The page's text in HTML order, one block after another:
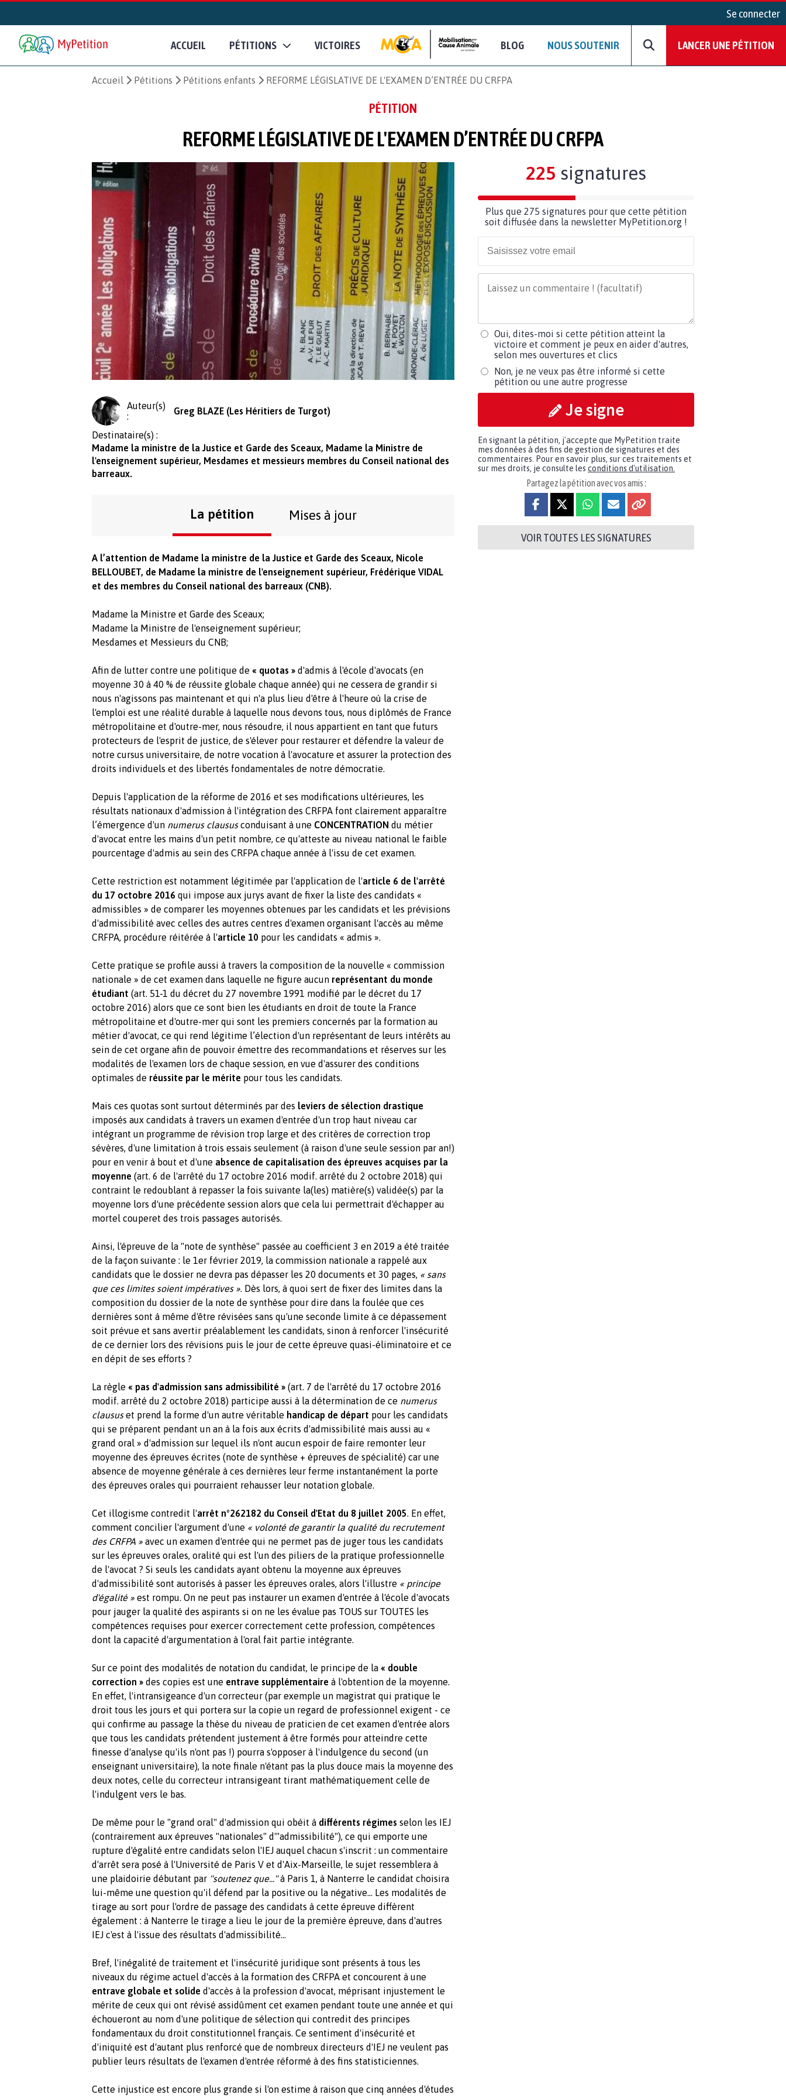
Se connecter
ACCUEIL PÉTITIONS VICTOIRES BLOG NOUS SOUTENIR LANCER UNE PÉTITION
Accueil Pétitions Pétitions enfants REFORME LÉGISLATIVE DE L'EXAMEN D’ENTRÉE DU CRFPA
PÉTITION
REFORME LÉGISLATIVE DE L'EXAMEN D’ENTRÉE DU CRFPA
Auteur(s)
:
Greg BLAZE (Les Héritiers de Turgot)
Destinataire(s) :
Madame la ministre de la Justice et Garde des Sceaux, Madame la Ministre de
l'enseignement supérieur, Mesdames et messieurs membres du Conseil national des
barreaux.
La pétition Mises à jour
A l’attention de Madame la ministre de la Justice et Garde des Sceaux, Nicole
BELLOUBET, de Madame la ministre de l'enseignement supérieur, Frédérique VIDAL
et des membres du Conseil national des barreaux (CNB).
Madame la Ministre et Garde des Sceaux;
Madame la Ministre de l'enseignement supérieur;
Mesdames et Messieurs du CNB;
Afin de lutter contre une politique de « quotas » d'admis à l'école d'avocats (en
moyenne 30 à 40 % de réussite globale chaque année) qui ne cessera de grandir si
nous n'agissons pas maintenant et qui n'a plus lieu d'être à l'heure où la crise de
l'emploi est une réalité durable à laquelle nous devons tous, nous diplômés de France
métropolitaine et d'outre-mer, nous résoudre, il nous appartient en tant que futurs
protecteurs de l'esprit de justice, de s'élever pour restaurer et défendre la valeur de
notre cursus universitaire, de notre vocation à l'avocature et assurer la protection des
droits individuels et des libertés fondamentales de notre démocratie.
Depuis l'application de la réforme de 2016 et ses modifications ultérieures, les
résultats nationaux d'admission à l'intégration des CRFPA font clairement apparaître
l’émergence d'un numerus claususconduisant à une CONCENTRATION du métier
d'avocat entre les mains d'un petit nombre, ce qu'atteste au niveau national le faible
pourcentage d'admis au sein des CRFPA chaque année à l'issu de cet examen.
Cette restriction est notamment légitimée par l'application de l'article 6 de l'arrêté
du 17 octobre 2016 qui impose aux jurys avant de fixer la liste des candidats «
admissibles » de comparer les moyennes obtenues par les candidats et les prévisions
d'admissibilité avec celles des autres centres d'examen organisant l'accès au même
CRFPA, procédure réitérée à l'article 10 pour les candidats « admis ».
Cette pratique se profile aussi à travers la composition de la nouvelle « commission
nationale » de cet examen dans laquelle ne figure aucun représentant du monde
étudiant (art. 51-1 du décret du 27 novembre 1991 modifié par le décret du 17
octobre 2016) alors que ce sont bien les étudiants en droit de toute la France
métropolitaine et d'outre-mer qui sont les premiers concernés par la formation au
métier d'avocat, ce qui rend légitime l’élection d'un représentant de leurs intérêts au
sein de cet organe afin de pouvoir émettre des recommandations et réserves sur les
modalités de l'examen lors de chaque session, en vue d'assurer des conditions
optimales de réussite par le mérite pour tous les candidats.
Mais ces quotas sont surtout déterminés par des leviers de sélection drastique
imposés aux candidats à travers un examen d'entrée d'un trop haut niveau car
intégrant un programme de révision trop large et des critères de correction trop
sévères, d'une limitation à trois essais seulement (à raison d'une seule session par an!)
pour en venir à bout et d'une absence de capitalisation des épreuves acquises par la
moyenne (art. 6 de l'arrêté du 17 octobre 2016 modif. arrêté du 2 octobre 2018) qui
contraint le redoublant à repasser la fois suivante la(les) matière(s) validée(s) par la
moyenne lors d'une précédente session alors que cela lui permettrait d'échapper au
mortel couperet des trois passages autorisés.
Ainsi, l'épreuve de la "note de synthèse" passée au coefficient 3 en 2019 a été traitée
de la façon suivante : le 1er février 2019, la commission nationale a rappelé aux
candidats que le dossier ne devra pas dépasser les 20 documents et 30 pages, « sans
que ces limites soient impératives ». Dès lors, à quoi sert de fixer des limites dans la
composition du dossier de la note de synthèse pour dire dans la foulée que ces
dernières sont à même d'être révisées sans qu'une seconde limite à ce dépassement
soit prévue et sans avertir préalablement les candidats, sinon à renforcer l'insécurité
de ce dernier lors des révisions puis le jour de cette épreuve quasi-éliminatoire et ce
en dépit de ses efforts ?
La règle « pas d'admission sans admissibilité » (art. 7 de l'arrêté du 17 octobre 2016
modif. arrêté du 2 octobre 2018) participe aussi à la détermination de ce numerus
claususet prend la forme d'un autre véritable handicap de départ pour les candidats
qui se préparent pendant un an à la fois aux écrits d'admissibilité mais aussi au «
grand oral » d'admission sur lequel ils n'ont aucun espoir de faire remonter leur
moyenne des épreuves écrites (note de synthèse + épreuves de spécialité) car une
absence de moyenne générale à ces dernières leur ferme instantanément la porte
des épreuves orales qui pourraient rehausser leur notation globale.
Cet illogisme contredit l'arrêt n°262182 du Conseil d'Etat du 8 juillet 2005. En effet,
comment concilier l'argument d'une « volonté de garantir la qualité du recrutement
des CRFPA » avec un examen d'entrée qui ne permet pas de juger tous les candidats
sur les épreuves orales, oralité qui est l'un des piliers de la pratique professionnelle
de l'avocat ? Si seuls les candidats ayant obtenu la moyenne aux épreuves
d'admissibilité sont autorisés à passer les épreuves orales, alors l'illustre « principe
d'égalité » est rompu. On ne peut pas instaurer un examen d'entrée à l'école d'avocats
pour jauger la qualité des aspirants si on ne les évalue pas TOUS sur TOUTES les
compétences requises pour exercer correctement cette profession, compétences
dont la capacité d'argumentation à l'oral fait partie intégrante.
Sur ce point des modalités de notation du candidat, le principe de la « double
correction » des copies est une entrave supplémentaire à l'obtention de la moyenne.
En effet, l'intransigeance d'un correcteur (par exemple un magistrat qui pratique le
droit tous les jours et qui portera sur la copie un regard de professionnel exigent - ce
qui confirme au passage la thèse du niveau de praticien de cet examen d'entrée alors
que tous les candidats prétendent justement à être formés pour atteindre cette
finesse d'analyse qu'ils n'ont pas !) pourra s'opposer à l'indulgence du second (un
enseignant universitaire), la note finale n'étant pas la plus douce mais la moyenne des
deux notes, celle du correcteur intransigeant tirant mathématiquement celle de
l'indulgent vers le bas.
De même pour le "grand oral" d'admission qui obéit à différents régimes selon les IEJ
(contrairement aux épreuves "nationales" d'"admissibilité"), ce qui emporte une
rupture d'égalité entre candidats selon l'IEJ auquel chacun s'inscrit : un commentaire
d'arrêt sera posé à l'Université de Paris V et d'Aix-Marseille, le sujet ressemblera à
une plaidoirie débutant par "soutenez que..."à Paris 1, à Nanterre le candidat choisira
lui-même une question qu'il défend par la positive ou la négative... Les modalités de
tirage au sort pour l'ordre de passage des candidats à cette épreuve diffèrent
également : à Nanterre le tirage a lieu le jour de la première épreuve, dans d'autres
IEJ c'est à l'issue des résultats d'admissibilité...
Bref, l'inégalité de traitement et l'insécurité juridique sont présents à tous les
niveaux du régime actuel d'accès à la formation des CRFPA et concourent à une
entrave globale et solide d'accès à la profession d'avocat, méprisant injustement le
mérite de ceux qui ont révisé assidûment cet examen pendant toute une année et qui
échoueront au nom d'une politique de sélection qui contredit des principes
fondamentaux du droit constitutionnel français. Ce sentiment d'insécurité et
d'iniquité est d'autant plus renforcé que de nombreux directeurs d'IEJ ne veulent pas
publier leurs résultats de l'examen d'entrée réformé à des fins statisticiennes.
Cette injustice est encore plus grande si l'on estime à raison que cinq années d'études
225 signatures
Plus que 275 signatures pour que cette pétition
soit diffusée dans la newsletter MyPetition.org !
Oui, dites-moi si cette pétition atteint la
victoire et comment je peux en aider d'autres,
selon mes ouvertures et clics
Non, je ne veux pas être informé si cette
pétition ou une autre progresse
Je signe
En signant la pétition, j'accepte que MyPetition traite
mes données à des fins de gestion de signatures et des
commentaires. Pour en savoir plus, sur ces traitements et
sur mes droits, je consulte les conditions d'utilisation.
Partagez la pétition avec vos amis :
VOIR TOUTES LES SIGNATURES